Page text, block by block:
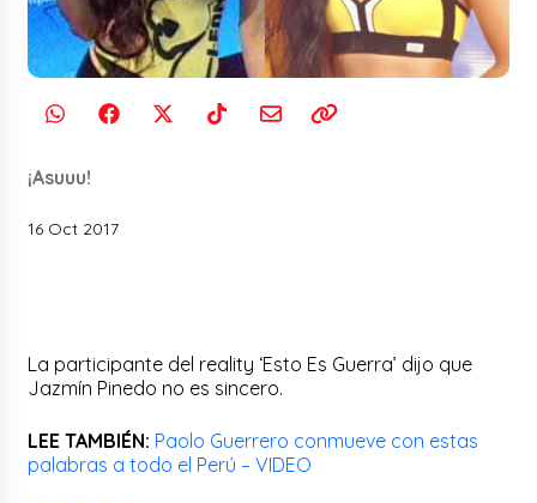
¡Asuuu!
16 Oct 2017
La participante del reality ‘Esto Es Guerra’ dijo que
Jazmín Pinedo no es sincero.
LEE TAMBIÉN: Paolo Guerrero conmueve con estas
palabras a todo el Perú – VIDEO